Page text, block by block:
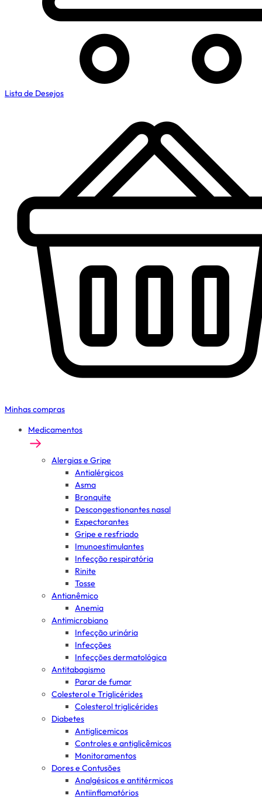
Lista de Desejos
Minhas compras
Medicamentos
Alergias e Gripe
Antialérgicos
Asma
Bronquite
Descongestionantes nasal
Expectorantes
Gripe e resfriado
Imunoestimulantes
Infecção respiratória
Rinite
Tosse
Antianêmico
Anemia
Antimicrobiano
Infecção urinária
Infecções
Infecções dermatológica
Antitabagismo
Parar de fumar
Colesterol e Triglicérides
Colesterol triglicérides
Diabetes
Antiglicemicos
Controles e antiglicêmicos
Monitoramentos
Dores e Contusões
Analgésicos e antitérmicos
Antiinflamatórios